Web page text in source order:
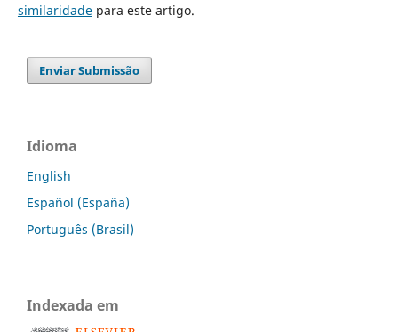
similaridadepara este artigo.
Enviar Submissão
Idioma
English
Español (España)
Português (Brasil)
Indexada em